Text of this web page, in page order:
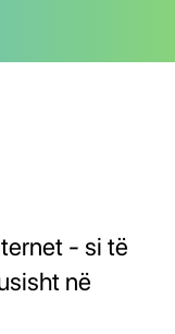
- si të
në